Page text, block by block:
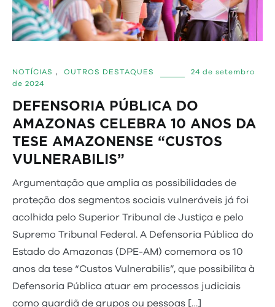
NOTÍCIAS , OUTROS DESTAQUES
24 de setembro
de 2024
DEFENSORIA PÚBLICA DO
AMAZONAS CELEBRA 10 ANOS DA
TESE AMAZONENSE “CUSTOS
VULNERABILIS”
Argumentação que amplia as possibilidades de
proteção dos segmentos sociais vulneráveis já foi
acolhida pelo Superior Tribunal de Justiça e pelo
Supremo Tribunal Federal. A Defensoria Pública do
Estado do Amazonas (DPE-AM) comemora os 10
anos da tese “Custos Vulnerabilis”, que possibilita à
Defensoria Pública atuar em processos judiciais
como guardiã de grupos ou pessoas […]